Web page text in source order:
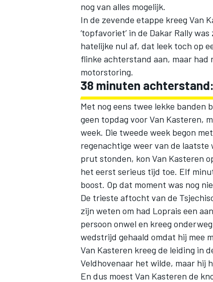
MEER RACEKLASSEN
nog van alles mogelijk.
In de zevende etappe kreeg Van
‘topfavoriet’ in de Dakar Rally
hatelijke nul af, dat leek toch op
flinke achterstand aan, maar had
motorstoring.
38 minuten
Met nog eens twee lekke banden
geen topdag voor Van Kasteren,
week. Die tweede week begon
regenachtige weer van de laatste
prut stonden, kon Van Kasteren
het eerst serieus tijd toe. Elf
boost. Op dat moment was nog
De trieste aftocht van de
zijn weten om had Loprais een
persoon onwel en kreeg
wedstrijd gehaald omdat hij mee
Van Kasteren kreeg de leiding in
Veldhovenaar het wilde, maar hij
En dus moest Van Kasteren de